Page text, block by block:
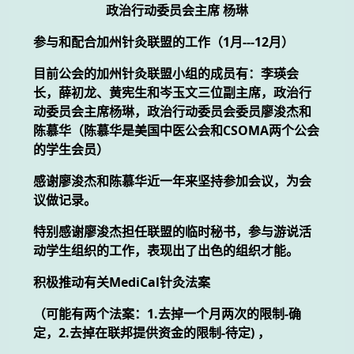
政治行动委员会主席 杨琳
参与和配合加州针灸联盟的工作（1月---12月）
目前公会的加州针灸联盟小组的成员有：李瑛会
长，薛初龙、黄宪生和岑玉文三位副主席，政治行
动委员会主席杨琳，政治行动委员会委员廖浚杰和
陈慕华（陈慕华是美国中医公会和CSOMA两个公会
的学生会员）
感谢廖浚杰和陈慕华近一年来坚持参加会议，为会
议做记录。
特别感谢廖浚杰担任联盟的临时秘书，参与游说活
动学生组织的工作，表现出了出色的组织才能。
积极推动有关MediCal针灸法案
（可能有两个法案：1.去掉一个月两次的限制-确
定，2.去掉在联邦提供资金的限制-待定) ，